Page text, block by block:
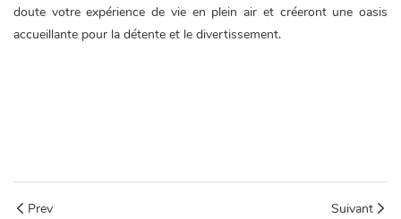
doute votre expérience de vie en plein air et créeront une oasis
accueillante pour la détente et le divertissement.
Prev Suivant